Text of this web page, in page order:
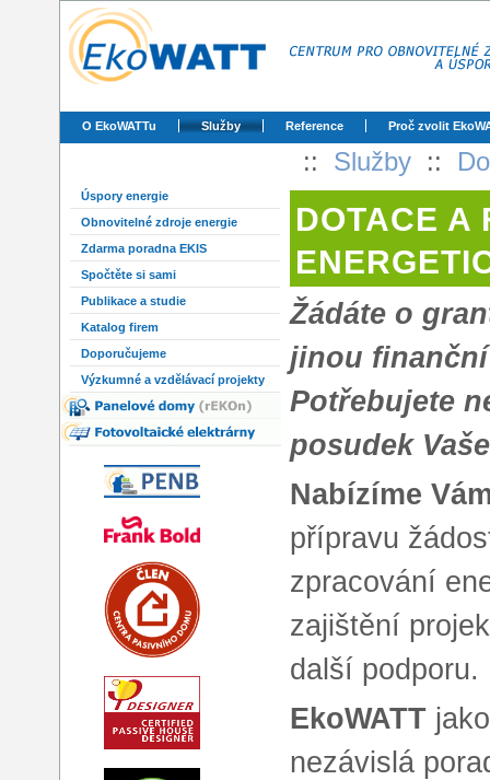
O EkoWATTu Služby Reference Proč zvolit
:: Služby ::
Úspory energie
Obnovitelné zdroje energie
Zdarma poradna EKIS
Spočtěte si sami
Publikace a studie
Katalog firem
Doporučujeme
Výzkumné a vzdělávací projekty
DOTACE A
Žádáte o
jinou
Potřebujete
posudek
Nabízíme
přípravu
zpracování
zajištění
další podporu.
EkoWATT
nezávislá